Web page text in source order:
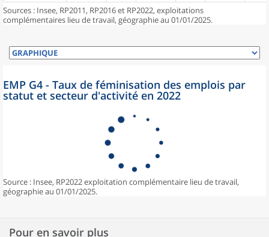
Sources : Insee, RP2011, RP2016 et RP2022, exploitations
complémentaires lieu de travail, géographie au 01/01/2025.
EMP G4 - Taux de féminisation des emplois par
statut et secteur d'activité en 2022
Source : Insee, RP2022 exploitation complémentaire lieu de travail,
géographie au 01/01/2025.
Pour en savoir plus